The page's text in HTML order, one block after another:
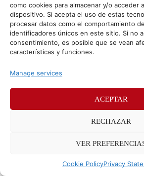
como cookies para almacenar y/o acceder
dispositivo. Si acepta el uso de estas
procesar datos como el comportamiento
identificadores únicos en este sitio. Si no
consentimiento, es posible que se vean
características y funciones.
Manage services
ACEPTAR
RECHAZAR
VER
Cookie PolicyPrivacy
© Sr. Potato
Políticas de privacidad
Méndez Álvaro 24, 28045 Madrid.